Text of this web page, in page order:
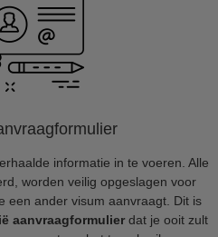
informatie in te voeren. Alle
worden veilig opgeslagen voor
een ander visum aanvraagt. Dit is
aanvraagformulier dat je ooit zult